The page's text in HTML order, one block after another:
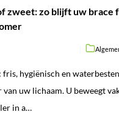
zweet: zo blijft uw brace
fris, hygiënisch en
uw lichaam. U beweegt
in a…